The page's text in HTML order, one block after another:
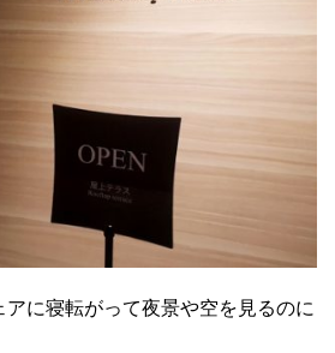
アに寝転がって夜景や空を見るのに